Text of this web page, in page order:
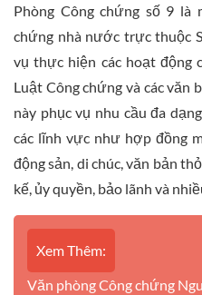
Phòng Công chứng số 9 là
chứng nhà nước trực thuộc
vụ thực hiện các hoạt động
Luật Công chứng và các văn
này phục vụ nhu cầu đa
các lĩnh vực như hợp đồng
động sản, di chúc, văn bản
kế, ủy quyền, bảo lãnh và
Xem Thêm:
Văn phòng Công chứng